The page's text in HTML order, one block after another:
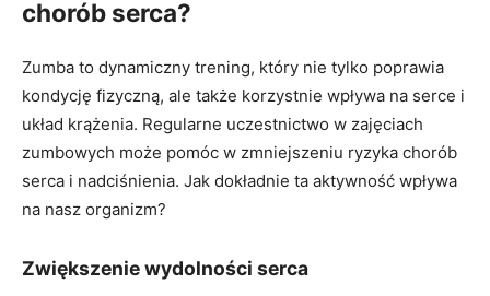
chorób serca?
Zumba to dynamiczny trening, który nie tylko poprawia
kondycję fizyczną, ale także korzystnie wpływa na serce i
układ krążenia. Regularne uczestnictwo w zajęciach
zumbowych może pomóc w zmniejszeniu ryzyka chorób
serca i nadciśnienia. Jak dokładnie ta aktywność wpływa
na nasz organizm?
Zwiększenie wydolności serca